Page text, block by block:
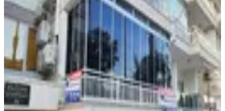
Muratpaşa, Bahçelievler Mahallesi
175 m² 1. Kat·09.07.2026
24.900.000 ₺
Re/max Adora Sefer Ayçiçek
Ara